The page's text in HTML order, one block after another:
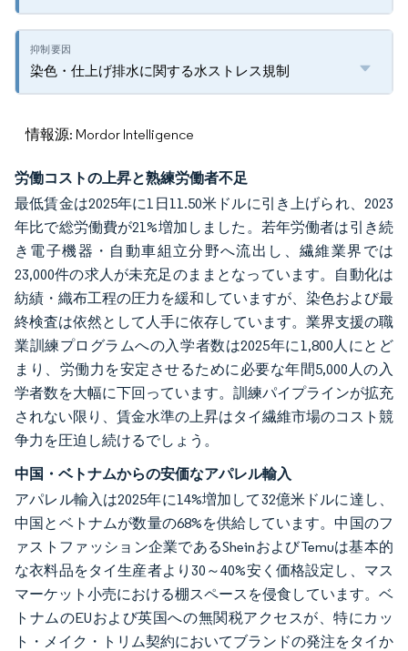
染色・仕上げ排水に関する水ストレス規制
情報源: Mordor Intelligence
労働コストの上昇と熟練労働者不足
最低賃金は2025年に1日11.50米ドルに引き上げられ、2023
年比で総労働費が21%増加しました。若年労働者は引き続
き電子機器・自動車組立分野へ流出し、繊維業界では
23,000件の求人が未充足のままとなっています。自動化は
紡績・織布工程の圧力を緩和していますが、染色および最
終検査は依然として人手に依存しています。業界支援の職
業訓練プログラムへの入学者数は2025年に1,800人にとど
まり、労働力を安定させるために必要な年間5,000人の入
学者数を大幅に下回っています。訓練パイプラインが拡充
されない限り、賃金水準の上昇はタイ繊維市場のコスト競
争力を圧迫し続けるでしょう。
中国・ベトナムからの安価なアパレル輸入
アパレル輸入は2025年に14%増加して32億米ドルに達し、
中国とベトナムが数量の68%を供給しています。中国のフ
ァストファッション企業であるSheinおよびTemuは基本的
な衣料品をタイ生産者より30～40%安く価格設定し、マス
マーケット小売における棚スペースを侵食しています。ベ
トナムのEUおよび英国への無関税アクセスが、特にカッ
ト・メイク・トリム契約においてブランドの発注をタイか